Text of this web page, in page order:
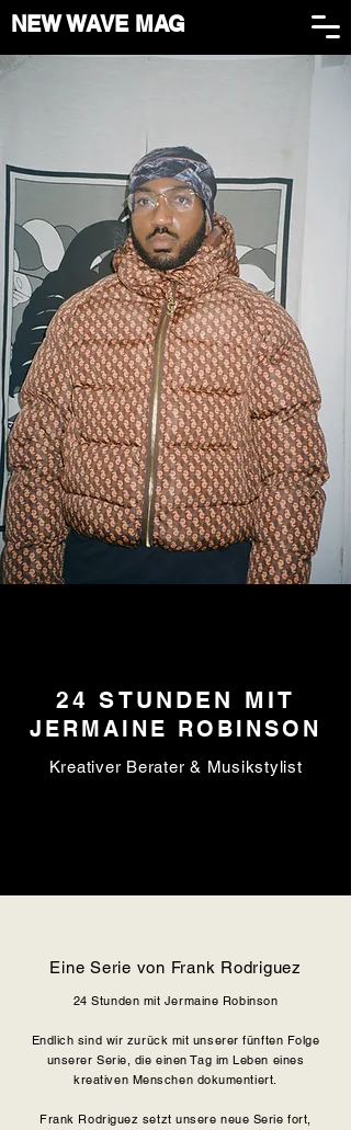
NEW WAVE MAG
24 STUNDEN MIT
JERMAINE ROBINSON
Kreativer Berater & Musikstylist
Eine Serie von Frank Rodriguez
24 Stunden mit Jermaine Robinson
Endlich sind wir zurück mit unserer fünften Folge
unserer Serie, die einen Tag im Leben eines
kreativen Menschen dokumentiert.
Frank Rodriguez setzt unsere neue Serie fort,